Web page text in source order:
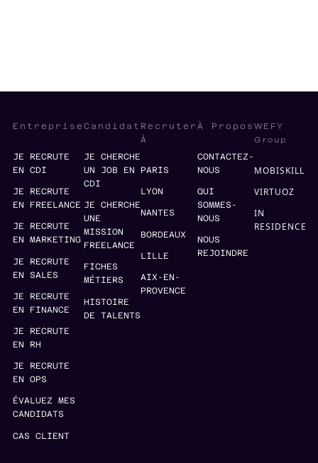
Entreprise
JE RECRUTE
EN CDI
JE RECRUTE
EN FREELANCE
JE RECRUTE
EN MARKETING
JE RECRUTE
EN SALES
JE RECRUTE
EN FINANCE
JE RECRUTE
EN RH
JE RECRUTE
EN OPS
ÉVALUEZ MES
CANDIDATS
CAS CLIENT
Candidat
JE CHERCHE
UN JOB EN
CDI
JE CHERCHE
UNE
MISSION
FREELANCE
FICHES
MÉTIERS
HISTOIRE
DE TALENTS
Recruter
À
PARIS
LYON
NANTES
BORDEAUX
LILLE
AIX-EN-
PROVENCE
À Propos
CONTACTEZ-
NOUS
QUI
SOMMES-
NOUS
NOUS
REJOINDRE
WEFY
Group
MOBISKILL
VIRTUOZ
IN
RESIDENCE